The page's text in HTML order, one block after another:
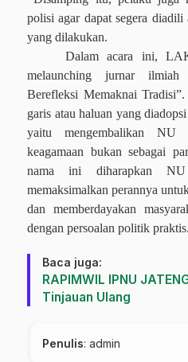
polisi agar dapat segera diadili
yang dilakukan.
Dalam acara ini,
melaunching jurnar
Berefleksi Memaknai
garis atau haluan yang
yaitu mengembalikan NU
keagamaan bukan sebagai
nama ini diharapkan
memaksimalkan perannya
dan memberdayakan
dengan persoalan politik praktis.
Baca juga:
RAPIMWIL IPNU
Tinjauan Ulang
Penulis: admin